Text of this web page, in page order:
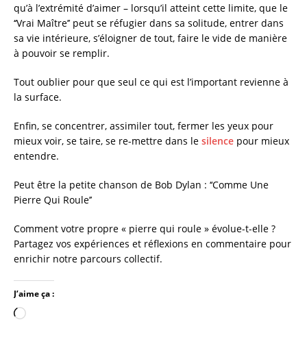
qu’à l’extrémité d’aimer – lorsqu’il atteint cette limite, que le
‘‘Vrai Maître’’ peut se réfugier dans sa solitude, entrer dans
sa vie intérieure, s’éloigner de tout, faire le vide de manière
à pouvoir se remplir.
Tout oublier pour que seul ce qui est l’important revienne à
la surface.
Enfin, se concentrer, assimiler tout, fermer les yeux pour
mieux voir, se taire, se re-mettre dans le silence pour mieux
entendre.
Peut être la petite chanson de Bob Dylan : ‘‘Comme Une
Pierre Qui Roule’’
Comment votre propre « pierre qui roule » évolue-t-elle ?
Partagez vos expériences et réflexions en commentaire pour
enrichir notre parcours collectif.
J’aime ça :